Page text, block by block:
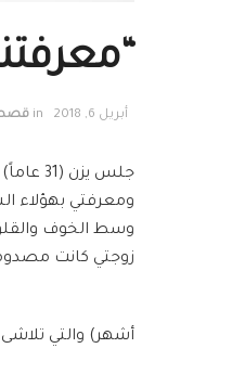
أبريل 6, 2018 in
جلس
ومعرفتي بهؤلاء
وسط الخوف والقلق
زوجتي كانت
أشهر) والتي